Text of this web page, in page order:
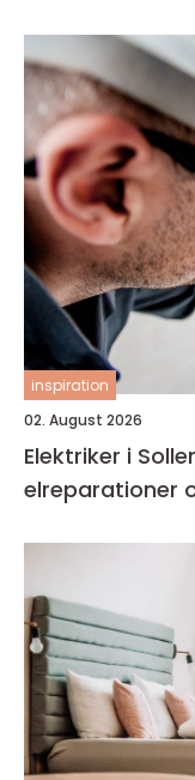
inspiration
02. August 2026
Elektriker i
elreparationer